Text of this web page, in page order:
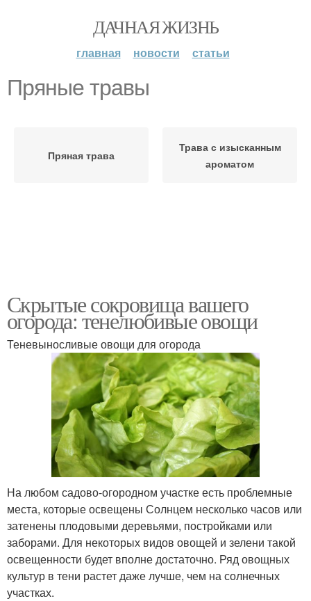
ДАЧНАЯ ЖИЗНЬ
главная новости статьи
Пряные травы
Пряная трава
Трава с изысканным
ароматом
Скрытые сокровища вашего
огорода: тенелюбивые овощи
Теневыносливые овощи для огорода
На любом садово-огородном участке есть проблемные
места, которые освещены Солнцем несколько часов или
затенены плодовыми деревьями, постройками или
заборами. Для некоторых видов овощей и зелени такой
освещенности будет вполне достаточно. Ряд овощных
культур в тени растет даже лучше, чем на солнечных
участках.